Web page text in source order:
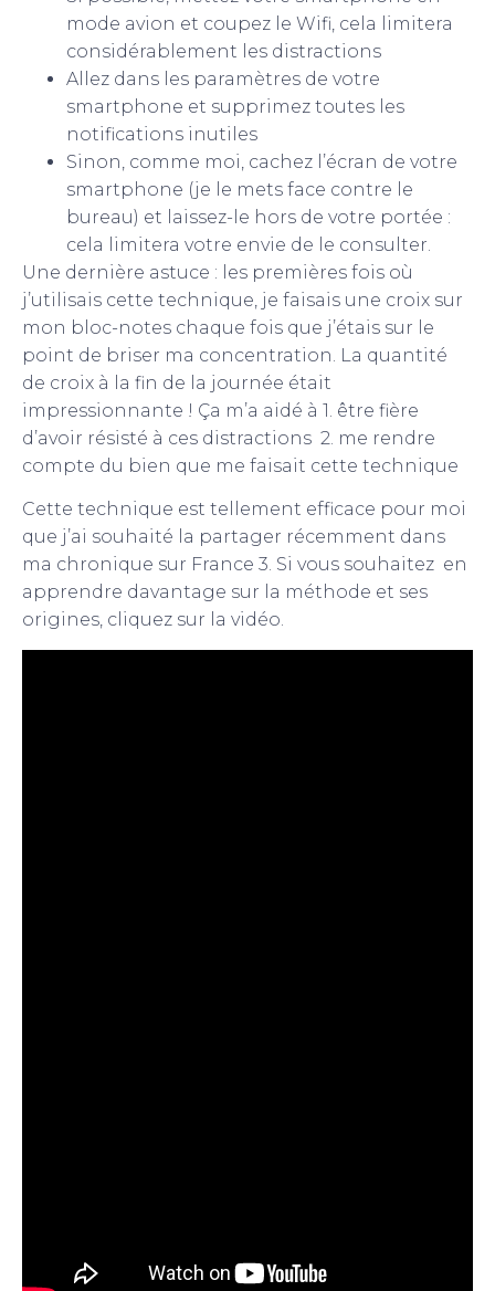
mode avion et coupez le Wifi, cela limitera
considérablement les distractions
Allez dans les paramètres de votre
smartphone et supprimez toutes les
notifications inutiles
Sinon, comme moi, cachez l’écran de votre
smartphone (je le mets face contre le
bureau) et laissez-le hors de votre portée :
cela limitera votre envie de le consulter.
Une dernière astuce : les premières fois où
j’utilisais cette technique, je faisais une croix sur
mon bloc-notes chaque fois que j’étais sur le
point de briser ma concentration. La quantité
de croix à la fin de la journée était
impressionnante ! Ça m’a aidé à 1. être fière
d’avoir résisté à ces distractions 2. me rendre
compte du bien que me faisait cette technique
Cette technique est tellement efficace pour moi
que j’ai souhaité la partager récemment dans
ma chronique sur France 3. Si vous souhaitez en
apprendre davantage sur la méthode et ses
origines, cliquez sur la vidéo.